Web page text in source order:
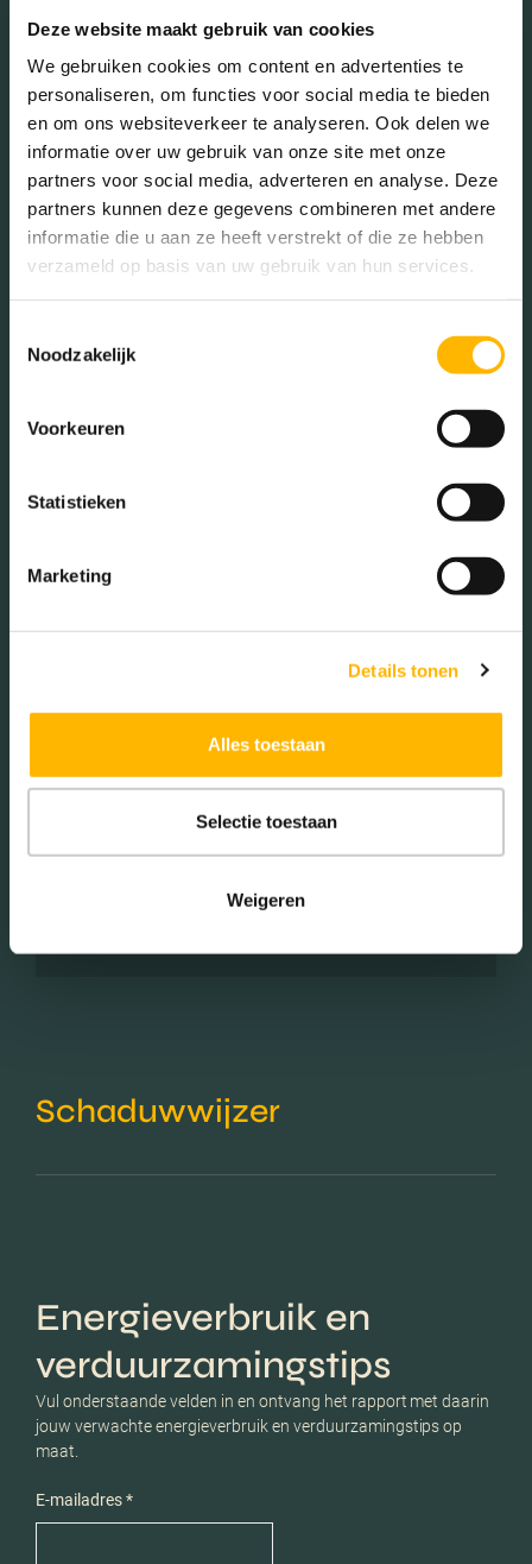
Deze website maakt gebruik van cookies
We gebruiken cookies om content en advertenties te
personaliseren, om functies voor social media te bieden
en om ons websiteverkeer te analyseren. Ook delen we
informatie over uw gebruik van onze site met onze
partners voor social media, adverteren en analyse. Deze
partners kunnen deze gegevens combineren met andere
informatie die u aan ze heeft verstrekt of die ze hebben
verzameld op basis van uw gebruik van hun services.
Noodzakelijk
Voorkeuren
Statistieken
Marketing
Details tonen
Alles toestaan
Selectie toestaan
Weigeren
Geslacht
Gezinnen met kinderen
Éénpersoons huishoudens
Woningen koop / huur
Koop (52.00%)
Huur (48.00%)
Aantal inwoners:
Schaduwwijzer
Energieverbruik en
verduurzamingstips
Vul onderstaande velden in en ontvang het rapport met daarin
jouw verwachte energieverbruik en verduurzamingstips op
maat.
E-mailadres *